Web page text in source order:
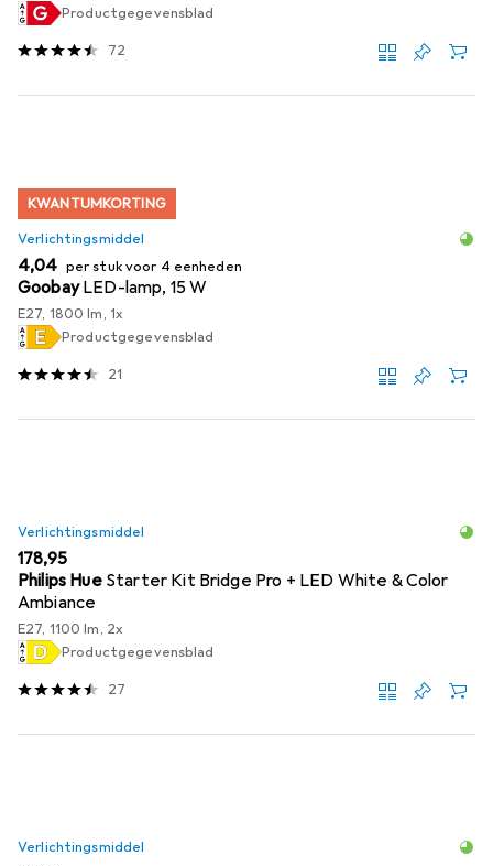
Productgegevensblad
72
KWANTUMKORTING
Verlichtingsmiddel
EUR
4,04 per stuk voor 4 eenheden
Goobay LED-lamp, 15 W
E27, 1800 lm, 1x
Productgegevensblad
21
Verlichtingsmiddel
EUR
178,95
Philips Hue Starter Kit Bridge Pro + LED White & Color
Ambiance
E27, 1100 lm, 2x
Productgegevensblad
27
Verlichtingsmiddel